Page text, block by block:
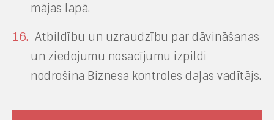
mājas lapā.
Atbildību un uzraudzību par dāvināšanas
un ziedojumu nosacījumu izpildi
nodrošina Biznesa kontroles daļas vadītājs.